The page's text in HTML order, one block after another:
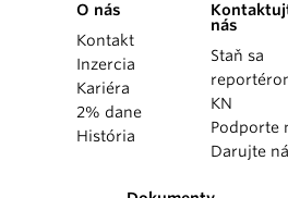
O nás
Kontakt
Inzercia
Kariéra
2% dane
História
nás
Staň sa
KN
Podporte
Darujte